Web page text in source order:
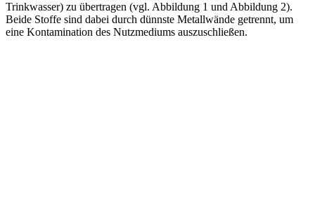
Trinkwasser) zu übertragen (vgl. Abbildung 1 und Abbildung 2).
Beide Stoffe sind dabei durch dünnste Metallwände getrennt, um
eine Kontamination des Nutzmediums auszuschließen.